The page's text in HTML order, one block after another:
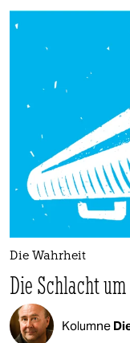
Die Wahrheit
Die Schlacht
Kolumne